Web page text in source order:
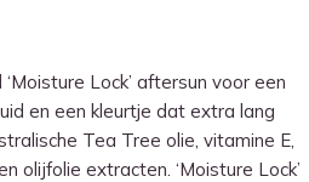
Lock’ aftersun voor een
en een kleurtje dat extra lang
Tea Tree olie, vitamine E,
olijfolie extracten. ‘Moisture Lock’